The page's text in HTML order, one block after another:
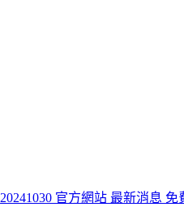
20241030 官方網站 最新消息